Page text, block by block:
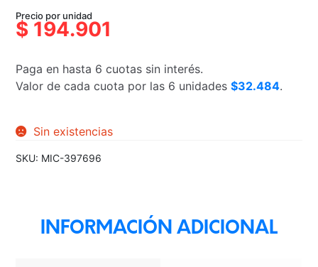
precio
original
$324.833.
precio
actual
$194.901.
Precio por unidad
$ 194.901
Paga en hasta 6 cuotas sin interés.
Valor de cada cuota por las 6 unidades$32.484.
Sin existencias
SKU: MIC-397696
INFORMACIÓN ADICIONAL